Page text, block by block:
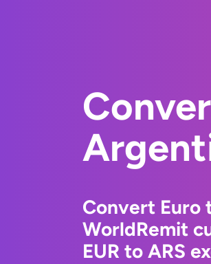
Convert Euro
WorldRemit
EUR to ARS